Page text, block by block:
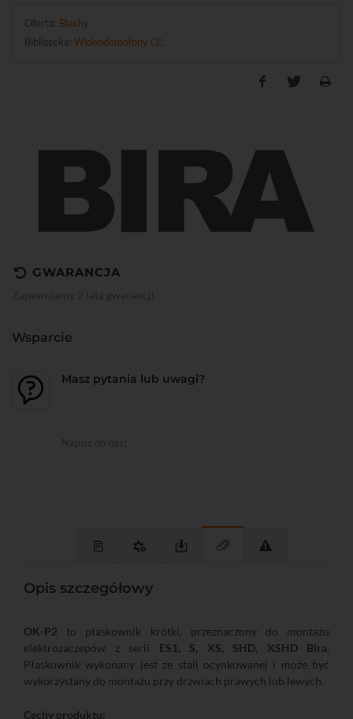
Oferta: Blachy
Biblioteka: Wideodomofony (3)
GWARANCJA
Wsparcie
Masz pytania lub uwagi?
Opis szczegółowy
OK-P2 to płaskownik krótki, przeznaczony do montażu
elektrozaczepów z serii ES1, S, XS, SHD, XSHD Bira.
Płaskownik wykonany jest ze stali ocynkowanej i może być
wykorzystany do montażu przy drzwiach prawych lub lewych.
Cechy produktu: